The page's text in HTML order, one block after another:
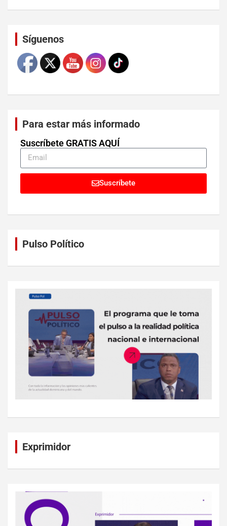
Síguenos
Para estar más informado
Suscríbete GRATIS AQUÍ
Suscríbete
Pulso Político
Exprimidor